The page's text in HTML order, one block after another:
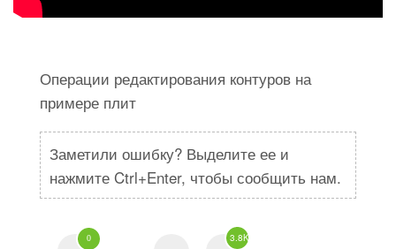
Операции редактирования контуров на
примере плит
Заметили ошибку? Выделите ее и
нажмите Ctrl+Enter, чтобы сообщить нам.
0 3.8K